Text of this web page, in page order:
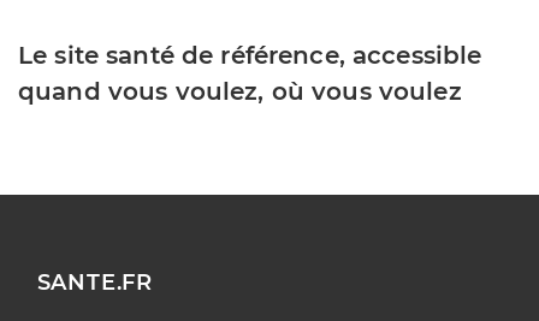
Le site santé de référence, accessible
quand vous voulez, où vous voulez
SANTE.FR